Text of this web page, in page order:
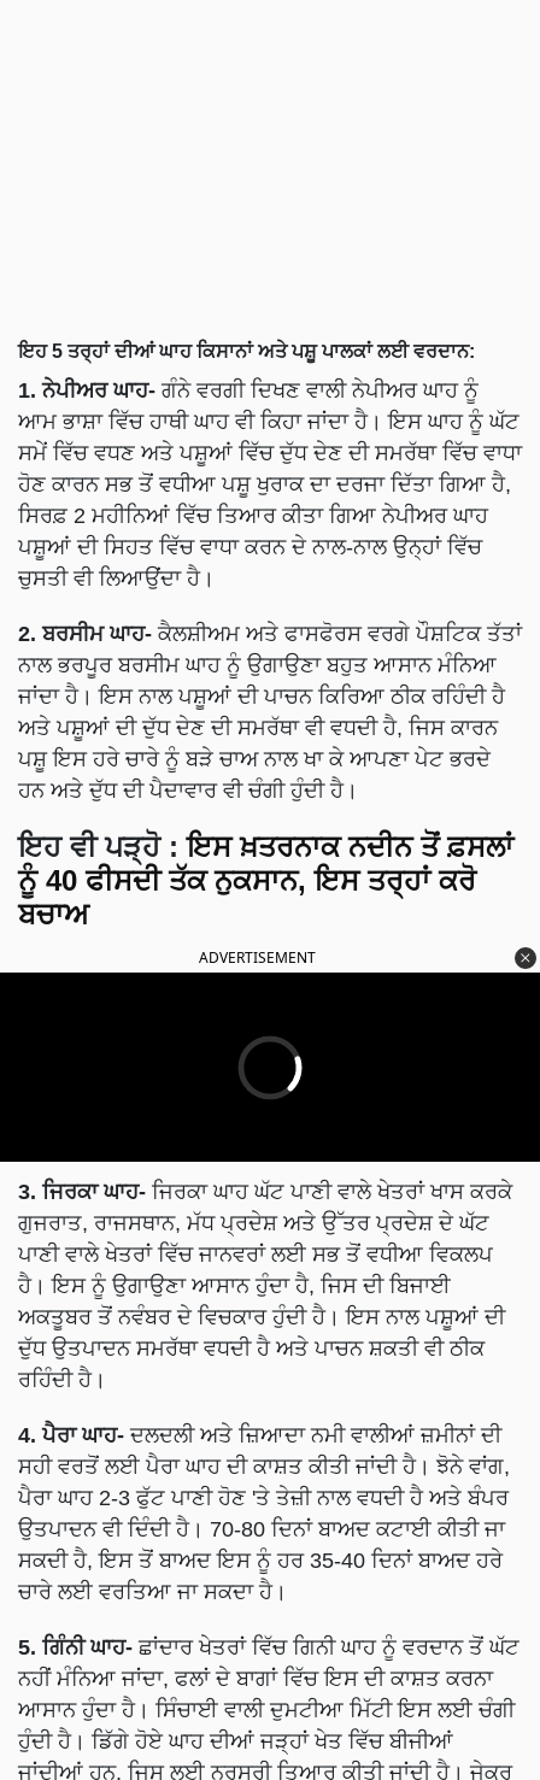
ਇਹ 5 ਤਰ੍ਹਾਂ ਦੀਆਂ ਘਾਹ ਕਿਸਾਨਾਂ ਅਤੇ ਪਸ਼ੂ ਪਾਲਕਾਂ ਲਈ ਵਰਦਾਨ:
1. ਨੇਪੀਅਰ ਘਾਹ- ਗੰਨੇ ਵਰਗੀ ਦਿਖਣ ਵਾਲੀ ਨੇਪੀਅਰ ਘਾਹ ਨੂੰ
ਆਮ ਭਾਸ਼ਾ ਵਿੱਚ ਹਾਥੀ ਘਾਹ ਵੀ ਕਿਹਾ ਜਾਂਦਾ ਹੈ। ਇਸ ਘਾਹ ਨੂੰ ਘੱਟ
ਸਮੇਂ ਵਿੱਚ ਵਧਣ ਅਤੇ ਪਸ਼ੂਆਂ ਵਿੱਚ ਦੁੱਧ ਦੇਣ ਦੀ ਸਮਰੱਥਾ ਵਿੱਚ ਵਾਧਾ
ਹੋਣ ਕਾਰਨ ਸਭ ਤੋਂ ਵਧੀਆ ਪਸ਼ੂ ਖੁਰਾਕ ਦਾ ਦਰਜਾ ਦਿੱਤਾ ਗਿਆ ਹੈ,
ਸਿਰਫ਼ 2 ਮਹੀਨਿਆਂ ਵਿੱਚ ਤਿਆਰ ਕੀਤਾ ਗਿਆ ਨੇਪੀਅਰ ਘਾਹ
ਪਸ਼ੂਆਂ ਦੀ ਸਿਹਤ ਵਿੱਚ ਵਾਧਾ ਕਰਨ ਦੇ ਨਾਲ-ਨਾਲ ਉਨ੍ਹਾਂ ਵਿੱਚ
ਚੁਸਤੀ ਵੀ ਲਿਆਉਂਦਾ ਹੈ।
2. ਬਰਸੀਮ ਘਾਹ- ਕੈਲਸ਼ੀਅਮ ਅਤੇ ਫਾਸਫੋਰਸ ਵਰਗੇ ਪੌਸ਼ਟਿਕ ਤੱਤਾਂ
ਨਾਲ ਭਰਪੂਰ ਬਰਸੀਮ ਘਾਹ ਨੂੰ ਉਗਾਉਣਾ ਬਹੁਤ ਆਸਾਨ ਮੰਨਿਆ
ਜਾਂਦਾ ਹੈ। ਇਸ ਨਾਲ ਪਸ਼ੂਆਂ ਦੀ ਪਾਚਨ ਕਿਰਿਆ ਠੀਕ ਰਹਿੰਦੀ ਹੈ
ਅਤੇ ਪਸ਼ੂਆਂ ਦੀ ਦੁੱਧ ਦੇਣ ਦੀ ਸਮਰੱਥਾ ਵੀ ਵਧਦੀ ਹੈ, ਜਿਸ ਕਾਰਨ
ਪਸ਼ੂ ਇਸ ਹਰੇ ਚਾਰੇ ਨੂੰ ਬੜੇ ਚਾਅ ਨਾਲ ਖਾ ਕੇ ਆਪਣਾ ਪੇਟ ਭਰਦੇ
ਹਨ ਅਤੇ ਦੁੱਧ ਦੀ ਪੈਦਾਵਾਰ ਵੀ ਚੰਗੀ ਹੁੰਦੀ ਹੈ।
ਇਹ ਵੀ ਪੜ੍ਹੋ :ਇਸ ਖ਼ਤਰਨਾਕ ਨਦੀਨ ਤੋਂ ਫ਼ਸਲਾਂ
ਨੂੰ 40 ਫੀਸਦੀ ਤੱਕ ਨੁਕਸਾਨ, ਇਸ ਤਰ੍ਹਾਂ ਕਰੋ
ਬਚਾਅ
ADVERTISEMENT
3. ਜਿਰਕਾ ਘਾਹ- ਜਿਰਕਾ ਘਾਹ ਘੱਟ ਪਾਣੀ ਵਾਲੇ ਖੇਤਰਾਂ ਖਾਸ ਕਰਕੇ
ਗੁਜਰਾਤ, ਰਾਜਸਥਾਨ, ਮੱਧ ਪ੍ਰਦੇਸ਼ ਅਤੇ ਉੱਤਰ ਪ੍ਰਦੇਸ਼ ਦੇ ਘੱਟ
ਪਾਣੀ ਵਾਲੇ ਖੇਤਰਾਂ ਵਿੱਚ ਜਾਨਵਰਾਂ ਲਈ ਸਭ ਤੋਂ ਵਧੀਆ ਵਿਕਲਪ
ਹੈ। ਇਸ ਨੂੰ ਉਗਾਉਣਾ ਆਸਾਨ ਹੁੰਦਾ ਹੈ, ਜਿਸ ਦੀ ਬਿਜਾਈ
ਅਕਤੂਬਰ ਤੋਂ ਨਵੰਬਰ ਦੇ ਵਿਚਕਾਰ ਹੁੰਦੀ ਹੈ। ਇਸ ਨਾਲ ਪਸ਼ੂਆਂ ਦੀ
ਦੁੱਧ ਉਤਪਾਦਨ ਸਮਰੱਥਾ ਵਧਦੀ ਹੈ ਅਤੇ ਪਾਚਨ ਸ਼ਕਤੀ ਵੀ ਠੀਕ
ਰਹਿੰਦੀ ਹੈ।
4. ਪੈਰਾ ਘਾਹ- ਦਲਦਲੀ ਅਤੇ ਜ਼ਿਆਦਾ ਨਮੀ ਵਾਲੀਆਂ ਜ਼ਮੀਨਾਂ ਦੀ
ਸਹੀ ਵਰਤੋਂ ਲਈ ਪੈਰਾ ਘਾਹ ਦੀ ਕਾਸ਼ਤ ਕੀਤੀ ਜਾਂਦੀ ਹੈ। ਝੋਨੇ ਵਾਂਗ,
ਪੈਰਾ ਘਾਹ 2-3 ਫੁੱਟ ਪਾਣੀ ਹੋਣ 'ਤੇ ਤੇਜ਼ੀ ਨਾਲ ਵਧਦੀ ਹੈ ਅਤੇ ਬੰਪਰ
ਉਤਪਾਦਨ ਵੀ ਦਿੰਦੀ ਹੈ। 70-80 ਦਿਨਾਂ ਬਾਅਦ ਕਟਾਈ ਕੀਤੀ ਜਾ
ਸਕਦੀ ਹੈ, ਇਸ ਤੋਂ ਬਾਅਦ ਇਸ ਨੂੰ ਹਰ 35-40 ਦਿਨਾਂ ਬਾਅਦ ਹਰੇ
ਚਾਰੇ ਲਈ ਵਰਤਿਆ ਜਾ ਸਕਦਾ ਹੈ।
5. ਗਿੰਨੀ ਘਾਹ- ਛਾਂਦਾਰ ਖੇਤਰਾਂ ਵਿੱਚ ਗਿਨੀ ਘਾਹ ਨੂੰ ਵਰਦਾਨ ਤੋਂ ਘੱਟ
ਨਹੀਂ ਮੰਨਿਆ ਜਾਂਦਾ, ਫਲਾਂ ਦੇ ਬਾਗਾਂ ਵਿੱਚ ਇਸ ਦੀ ਕਾਸ਼ਤ ਕਰਨਾ
ਆਸਾਨ ਹੁੰਦਾ ਹੈ। ਸਿੰਚਾਈ ਵਾਲੀ ਦੁਮਟੀਆ ਮਿੱਟੀ ਇਸ ਲਈ ਚੰਗੀ
ਹੁੰਦੀ ਹੈ। ਡਿੱਗੇ ਹੋਏ ਘਾਹ ਦੀਆਂ ਜੜ੍ਹਾਂ ਖੇਤ ਵਿੱਚ ਬੀਜੀਆਂ
ਜਾਂਦੀਆਂ ਹਨ, ਜਿਸ ਲਈ ਨਰਸਰੀ ਤਿਆਰ ਕੀਤੀ ਜਾਂਦੀ ਹੈ। ਜੇਕਰ